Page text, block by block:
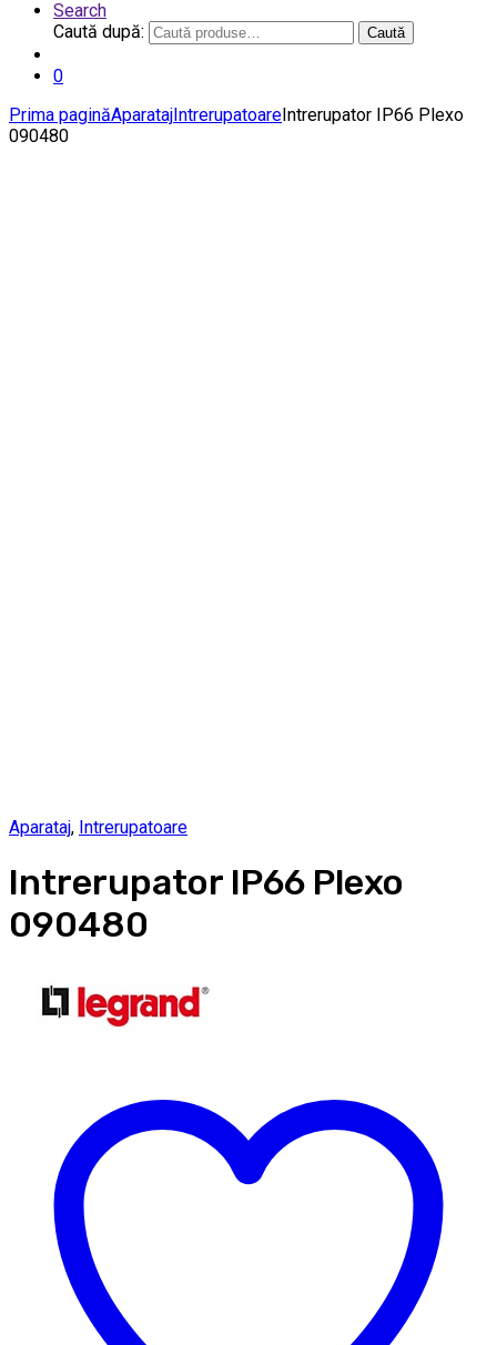
Search
Caută după:
Caută
0
Prima paginăAparatajIntrerupatoareIntrerupator IP66 Plexo
090480
Aparataj, Intrerupatoare
Intrerupator IP66 Plexo
090480